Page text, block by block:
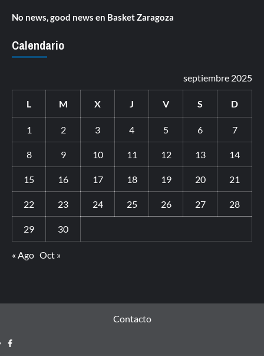
No news, good news en Basket Zaragoza
Calendario
septiembre 2025
L M X J V S D
1 2 3 4 5 6 7
8 9 10 11 12 13 14
15 16 17 18 19 20 21
22 23 24 25 26 27 28
29 30
« Ago Oct »
Contacto